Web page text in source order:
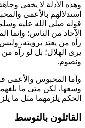
وهذه الأدلة لا يخفى
استدلالهم بالأعمى
قوله صلى الله عليه
الآحاد من الناس؛ وإنما
رآه من يعتد برؤيته،
يرى الهلال؛ بل لو رآه من
ونصوم.
وأما المحبوس والأعمى
وسعها، لكن متى ما
الحكم يلزمهما مثل ما
القائلون بالتوسط